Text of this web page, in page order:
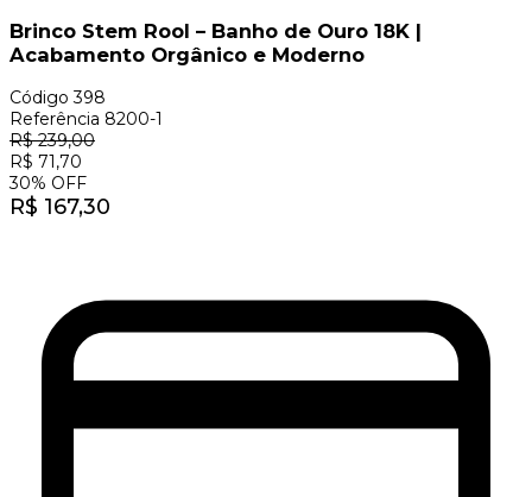
Brinco Stem Rool – Banho de Ouro 18K |
Acabamento Orgânico e Moderno
Código 398
Referência 8200-1
R$239,00
R$ 71,70
30% OFF
R$ 167,30